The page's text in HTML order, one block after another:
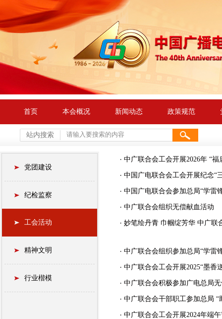
首页 本会概况 新闻动态 政策规范
站内搜索
党团建设
纪检监察
工会活动
精神文明
行业楷模
中广联合会工会开展2026年 “
中国广电联合会工会开展纪念“
中国广电联合会参加总局“学雷
中广联合会组织无偿献血活动
妙笔绘丹青 巾帼绽芳华 中广联
中广联合会组织参加总局“学雷
中广联合会工会开展2025“墨香
中广联合会积极参加广电总局
中广联合会干部职工参加总局
中广联合会工会开展2024年端